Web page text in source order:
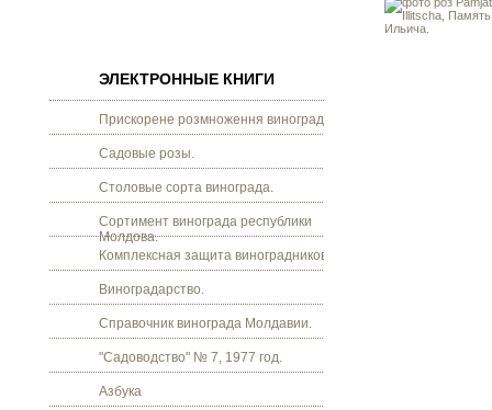
ЭЛЕКТРОННЫЕ КНИГИ
Прискорене розмноження винограду.
Садовые розы.
Столовые сорта винограда.
Сортимент винограда республики
Молдова.
Комплексная защита виноградников.
Виноградарство.
Справочник винограда Молдавии.
"Садоводство" № 7, 1977 год.
Азбука